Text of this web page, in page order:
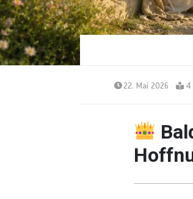
22. Mai 2026 4